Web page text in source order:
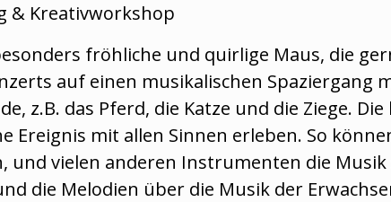
& Kreativworkshop
fröhliche und quirlige Maus, die
auf einen musikalischen Spaziergang
z.B. das Pferd, die Katze und die Ziege.
Ereignis mit allen Sinnen erleben. So
vielen anderen Instrumenten die Musik
die Melodien über die Musik der